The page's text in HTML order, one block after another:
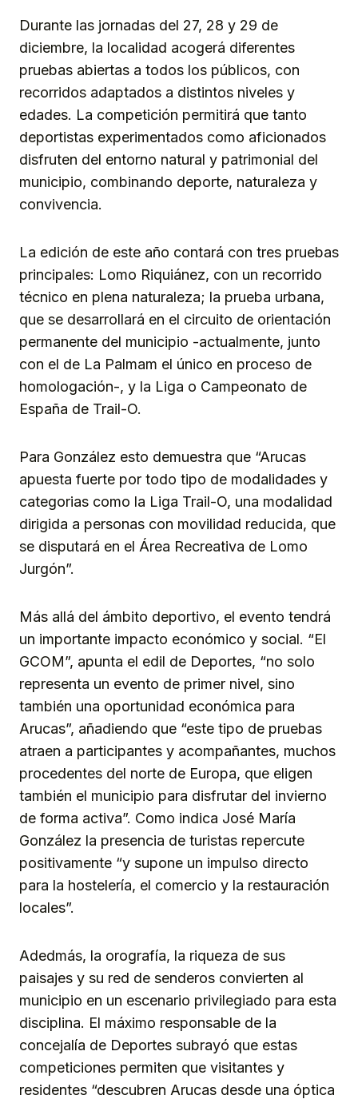
Durante las jornadas del 27, 28 y 29 de
diciembre, la localidad acogerá diferentes
pruebas abiertas a todos los públicos, con
recorridos adaptados a distintos niveles y
edades. La competición permitirá que tanto
deportistas experimentados como aficionados
disfruten del entorno natural y patrimonial del
municipio, combinando deporte, naturaleza y
convivencia.
La edición de este año contará con tres pruebas
principales: Lomo Riquiánez, con un recorrido
técnico en plena naturaleza; la prueba urbana,
que se desarrollará en el circuito de orientación
permanente del municipio -actualmente, junto
con el de La Palmam el único en proceso de
homologación-, y la Liga o Campeonato de
España de Trail-O.
Para González esto demuestra que “Arucas
apuesta fuerte por todo tipo de modalidades y
categorias como la Liga Trail-O, una modalidad
dirigida a personas con movilidad reducida, que
se disputará en el Área Recreativa de Lomo
Jurgón”.
Más allá del ámbito deportivo, el evento tendrá
un importante impacto económico y social. “El
GCOM”, apunta el edil de Deportes, “no solo
representa un evento de primer nivel, sino
también una oportunidad económica para
Arucas”, añadiendo que “este tipo de pruebas
atraen a participantes y acompañantes, muchos
procedentes del norte de Europa, que eligen
también el municipio para disfrutar del invierno
de forma activa”. Como indica José María
González la presencia de turistas repercute
positivamente “y supone un impulso directo
para la hostelería, el comercio y la restauración
locales”.
Adedmás, la orografía, la riqueza de sus
paisajes y su red de senderos convierten al
municipio en un escenario privilegiado para esta
disciplina. El máximo responsable de la
concejalía de Deportes subrayó que estas
competiciones permiten que visitantes y
residentes “descubren Arucas desde una óptica